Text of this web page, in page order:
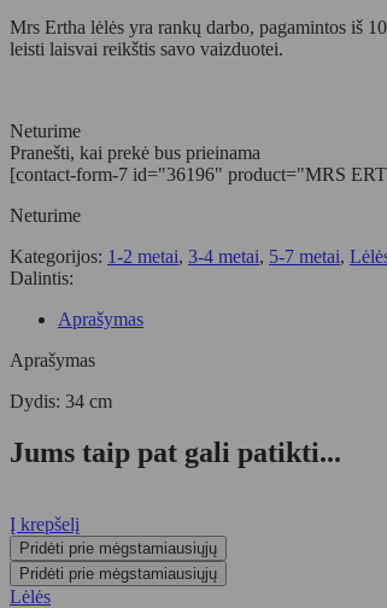
Mrs Ertha lėlės yra rankų darbo, pagamintos iš
leisti laisvai reikštis savo vaizduotei.
Neturime
Pranešti, kai prekė bus prieinama
[contact-form-7 id="36196" product="MRS
Neturime
Kategorijos: 1-2 metai, 3-4 metai, 5-7 metai,
Dalintis:
Aprašymas
Aprašymas
Dydis: 34 cm
Jums taip pat gali patikti...
Į krepšelį
Pridėti prie mėgstamiausiųjų
Pridėti prie mėgstamiausiųjų
Lėlės